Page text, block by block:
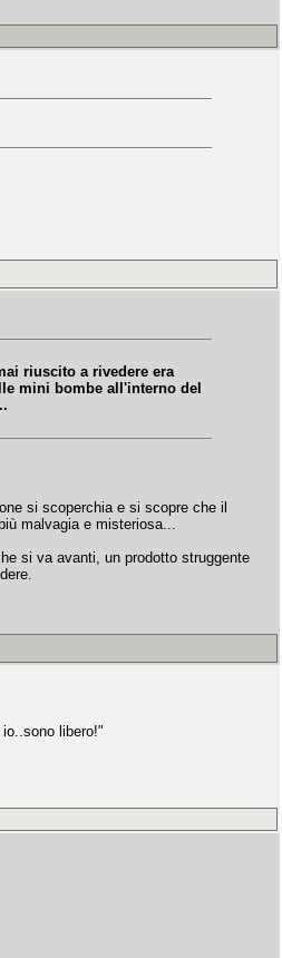
riuscito a rivedere era
mini bombe all'interno del
si scoperchia e si scopre che il
malvagia e misteriosa...
si va avanti, un prodotto struggente
libero!"